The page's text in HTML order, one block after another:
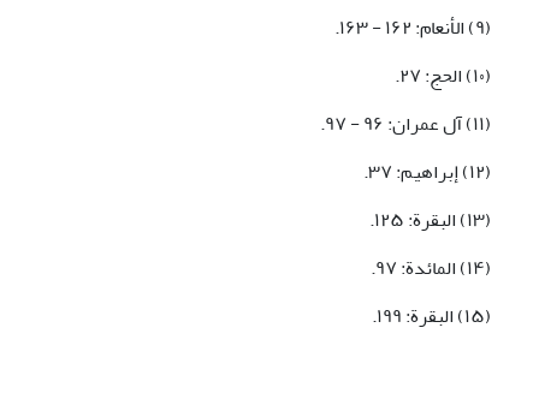
(٩) الأنعام: ١۶٢ - ١۶٣.
(١٠) الحج: ٢٧.
(١١) آل عمران: ٩۶ - ٩٧.
(١٢) إبراهیم: ٣٧.
(١٣) البقرة: ١٢۵.
(١۴) المائدة: ٩٧.
(١۵) البقرة: ١٩٩.